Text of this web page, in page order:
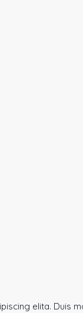
elita. Duis